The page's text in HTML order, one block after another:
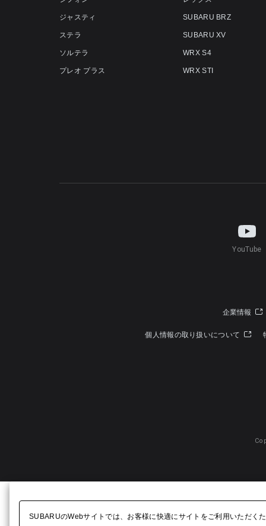
ジャスティ
ステラ
ソルテラ
プレオ プラス
SUBARU BRZ
SUBARU XV
WRX S4
WRX STI
YouTube
企業情報
個人情報の取り扱いについて
SUBARUのWebサイトでは、お客様に快適にサイトをご利用いただく